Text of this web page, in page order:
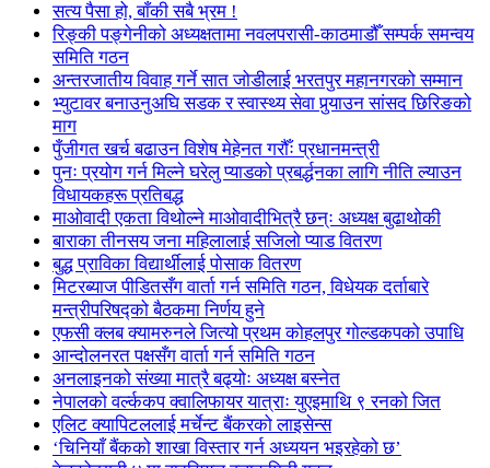
सत्य पैसा हो, बाँकी सबै भ्रम !
रिङ्की पङ्गेनीको अध्यक्षतामा नवलपरासी-काठमाडौँ सम्पर्क समन्वय
समिति गठन
अन्तरजातीय विवाह गर्ने सात जोडीलाई भरतपुर महानगरको सम्मान
भ्युटावर बनाउनुअघि सडक र स्वास्थ्य सेवा पुर्‍याउन सांसद छिरिङको
माग
पुँजीगत खर्च बढाउन विशेष मेहेनत गरौँः प्रधानमन्त्री
पुनः प्रयोग गर्न मिल्ने घरेलु प्याडको प्रबर्द्धनका लागि नीति ल्याउन
विधायकहरू प्रतिबद्ध
माओवादी एकता विथोल्ने माओवादीभित्रै छन्ः अध्यक्ष बुढाथोकी
बाराका तीनसय जना महिलालाई सजिलो प्याड वितरण
बुद्ध प्राविका विद्यार्थीलाई पोसाक वितरण
मिटरब्याज पीडितसँग वार्ता गर्न समिति गठन, विधेयक दर्ताबारे
मन्त्रीपरिषद्को बैठकमा निर्णय हुने
एफसी क्लब क्यामरुनले जित्यो प्रथम कोहलपुर गोल्डकपको उपाधि
आन्दोलनरत पक्षसँग वार्ता गर्न समिति गठन
अनलाइनको संख्या मात्रै बढ्योः अध्यक्ष बस्नेत
नेपालको वर्ल्ककप क्वालिफायर यात्राः युएइमाथि ९ रनको जित
एलिट क्यापिटललाई मर्चेन्ट बैंकरको लाइसेन्स
‘चिनियाँ बैंकको शाखा विस्तार गर्न अध्ययन भइरहेको छ’